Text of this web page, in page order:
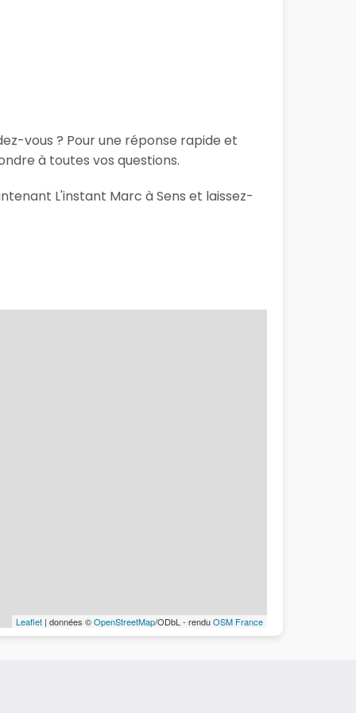
vous ? Pour une réponse rapide et
à toutes vos questions.
L'instant Marc à Sens et laissez-
Leaflet | données ©OpenStreetMap/ODbL - renduOSM France